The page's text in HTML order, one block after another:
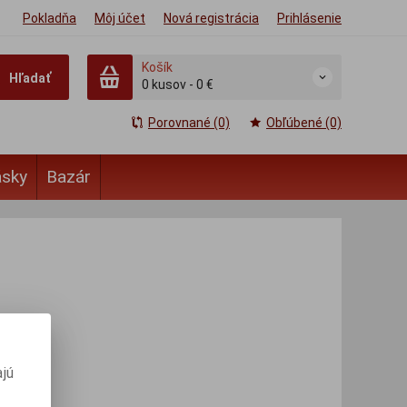
Pokladňa Môj účet Nová registrácia Prihlásenie
Hľadať
Košík
0 kusov - 0 €
Porovnané (0) Obľúbené (0)
Bazár